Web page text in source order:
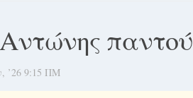
παντού
’26 9:15 ΠΜ